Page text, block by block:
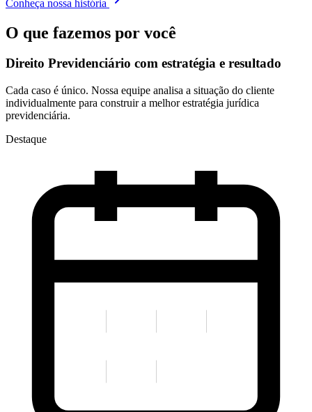
Conheça nossa história
O que fazemos por você
Direito Previdenciário com estratégia e resultado
Cada caso é único. Nossa equipe analisa a situação do cliente
individualmente para construir a melhor estratégia jurídica
previdenciária.
Destaque